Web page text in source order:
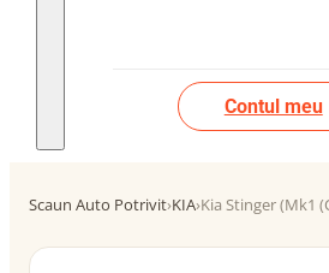
Contul meu
Scaun Auto Potrivit›KIA›Kia Stinger (Mk1